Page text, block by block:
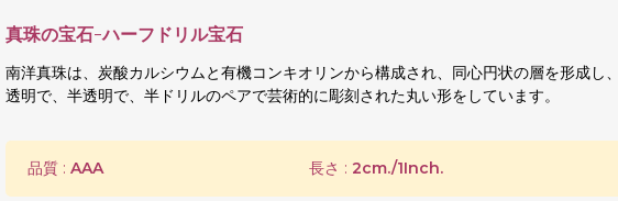
真珠の宝石-ハーフドリル宝石
南洋真珠は、炭酸カルシウムと有機コンキオリンから構成され、同心円状の層を形成し
透明で、半透明で、半ドリルのペアで芸術的に彫刻された丸い形をしています。
品質 : AAA 長さ : 2cm./1Inch.